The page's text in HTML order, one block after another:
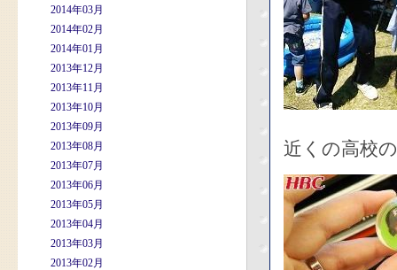
2014年03月
2014年02月
2014年01月
2013年12月
2013年11月
2013年10月
2013年09月
2013年08月
2013年07月
2013年06月
2013年05月
2013年04月
2013年03月
2013年02月
近くの高校